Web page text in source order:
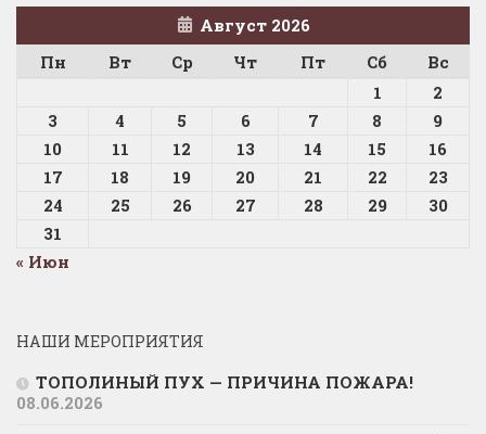
Август 2026
Пн
Вт Ср Чт Пт Сб
Вс
1
2
3
4 5 6 7 8
9
10
11 12 13 14 15
16
17
18 19 20 21 22
23
24
25 26 27 28 29
30
31
« Июн
НАШИ МЕРОПРИЯТИЯ
ТОПОЛИНЫЙ ПУХ — ПРИЧИНА ПОЖАРА!
08.06.2026